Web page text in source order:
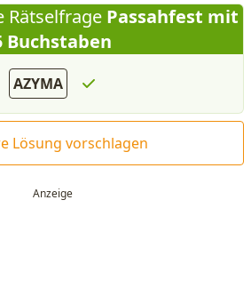
Rätselfrage Passahfest mit
Buchstaben
AZYMA
Lösung vorschlagen